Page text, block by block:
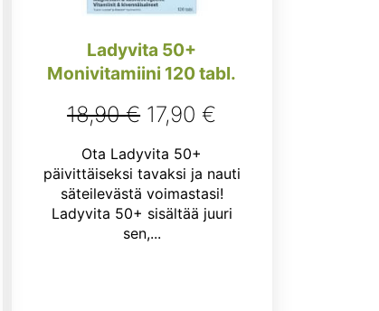
Ladyvita 50+
Monivitamiini 120 tabl.
18,90€ Alkuperäinen
hinta
oli:
18,90 €.
17,90 €
on:
17,90 €.
Ota Ladyvita 50+
päivittäiseksi tavaksi ja nauti
säteilevästä voimastasi!
Ladyvita 50+ sisältää juuri
sen,...